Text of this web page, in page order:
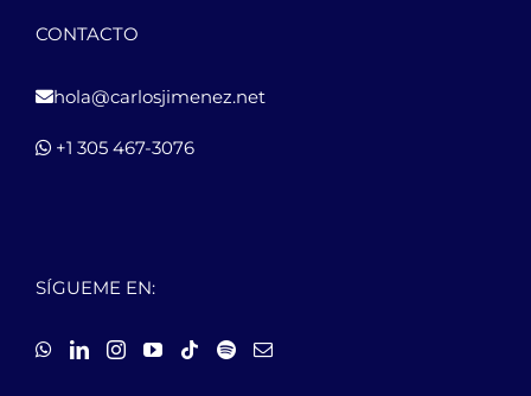
CONTACTO
hola@carlosjimenez.net
+1 305 467-3076
SÍGUEME EN: